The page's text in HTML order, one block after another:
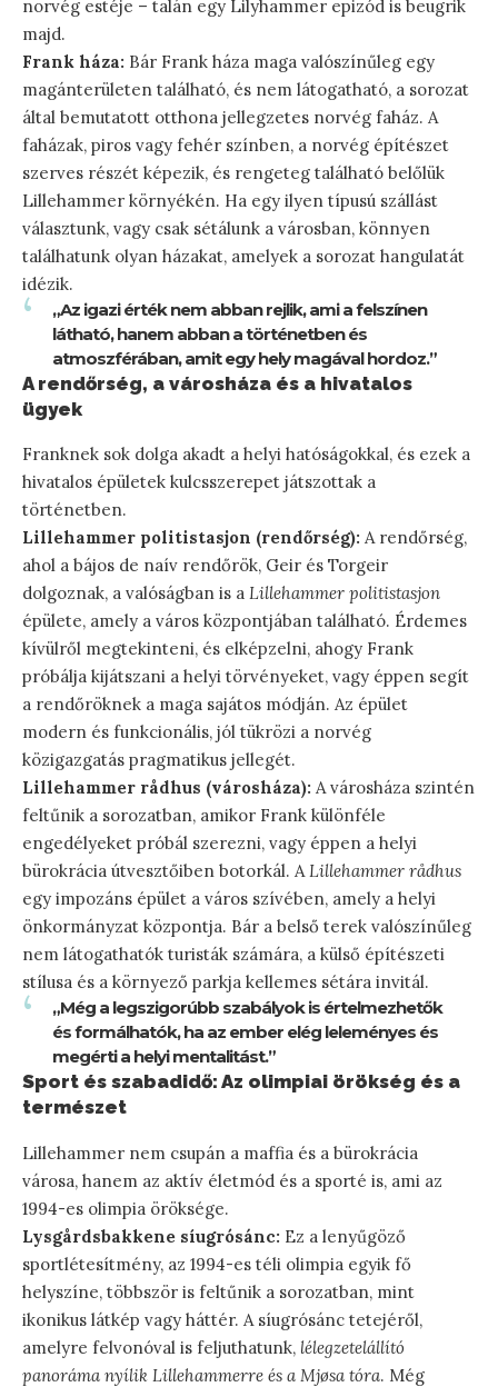
norvég estéje – talán egy Lilyhammer epizód is beugrik
majd.
Frank háza: Bár Frank háza maga valószínűleg egy
magánterületen található, és nem látogatható, a sorozat
által bemutatott otthona jellegzetes norvég faház. A
faházak, piros vagy fehér színben, a norvég építészet
szerves részét képezik, és rengeteg található belőlük
Lillehammer környékén. Ha egy ilyen típusú szállást
választunk, vagy csak sétálunk a városban, könnyen
találhatunk olyan házakat, amelyek a sorozat hangulatát
idézik.
„Az igazi érték nem abban rejlik, ami a felszínen
látható, hanem abban a történetben és
atmoszférában, amit egy hely magával hordoz.”
A rendőrség, a városháza és a hivatalos
ügyek
Franknek sok dolga akadt a helyi hatóságokkal, és ezek a
hivatalos épületek kulcsszerepet játszottak a
történetben.
Lillehammer politistasjon (rendőrség): A rendőrség,
ahol a bájos de naív rendőrök, Geir és Torgeir
dolgoznak, a valóságban is a Lillehammer politistasjon
épülete, amely a város központjában található. Érdemes
kívülről megtekinteni, és elképzelni, ahogy Frank
próbálja kijátszani a helyi törvényeket, vagy éppen segít
a rendőröknek a maga sajátos módján. Az épület
modern és funkcionális, jól tükrözi a norvég
közigazgatás pragmatikus jellegét.
Lillehammer rådhus (városháza): A városháza szintén
feltűnik a sorozatban, amikor Frank különféle
engedélyeket próbál szerezni, vagy éppen a helyi
bürokrácia útvesztőiben botorkál. ALillehammer rådhus
egy impozáns épület a város szívében, amely a helyi
önkormányzat központja. Bár a belső terek valószínűleg
nem látogathatók turisták számára, a külső építészeti
stílusa és a környező parkja kellemes sétára invitál.
„Még a legszigorúbb szabályok is értelmezhetők
és formálhatók, ha az ember elég leleményes és
megérti a helyi mentalitást.”
Sport és szabadidő: Az olimpiai örökség és a
természet
Lillehammer nem csupán a maffia és a bürokrácia
városa, hanem az aktív életmód és a sporté is, ami az
1994-es olimpia öröksége.
Lysgårdsbakkene síugrósánc: Ez a lenyűgöző
sportlétesítmény, az 1994-es téli olimpia egyik fő
helyszíne, többször is feltűnik a sorozatban, mint
ikonikus látkép vagy háttér. A síugrósánc tetejéről,
amelyre felvonóval is feljuthatunk, lélegzetelállító
panoráma nyílik Lillehammerre és a Mjøsa tóra. Még